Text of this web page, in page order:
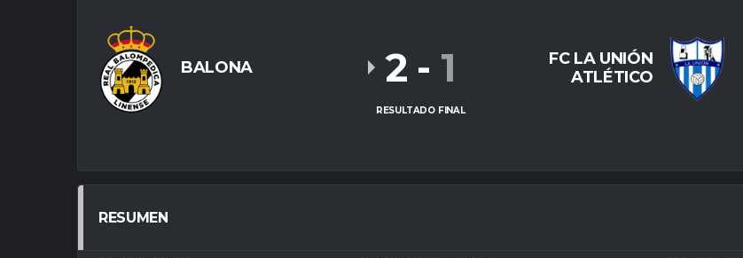
BALONA
FC LA UNIÓN
ATLÉTICO
2 - 1
RESULTADO FINAL
RESUMEN